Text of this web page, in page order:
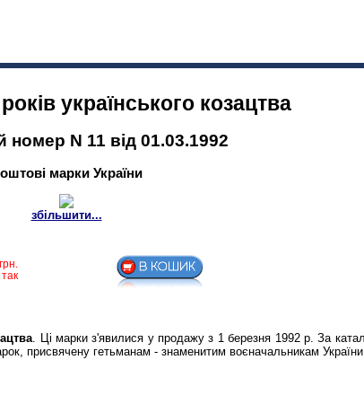
українського козацтва
номер N 11 від 01.03.1992
марки України
збільшити...
грн.
так
. Ці марки з'явилися у продажу з 1 березня 1992 р. За
присвячену гетьманам - знаменитим воєначальникам України.